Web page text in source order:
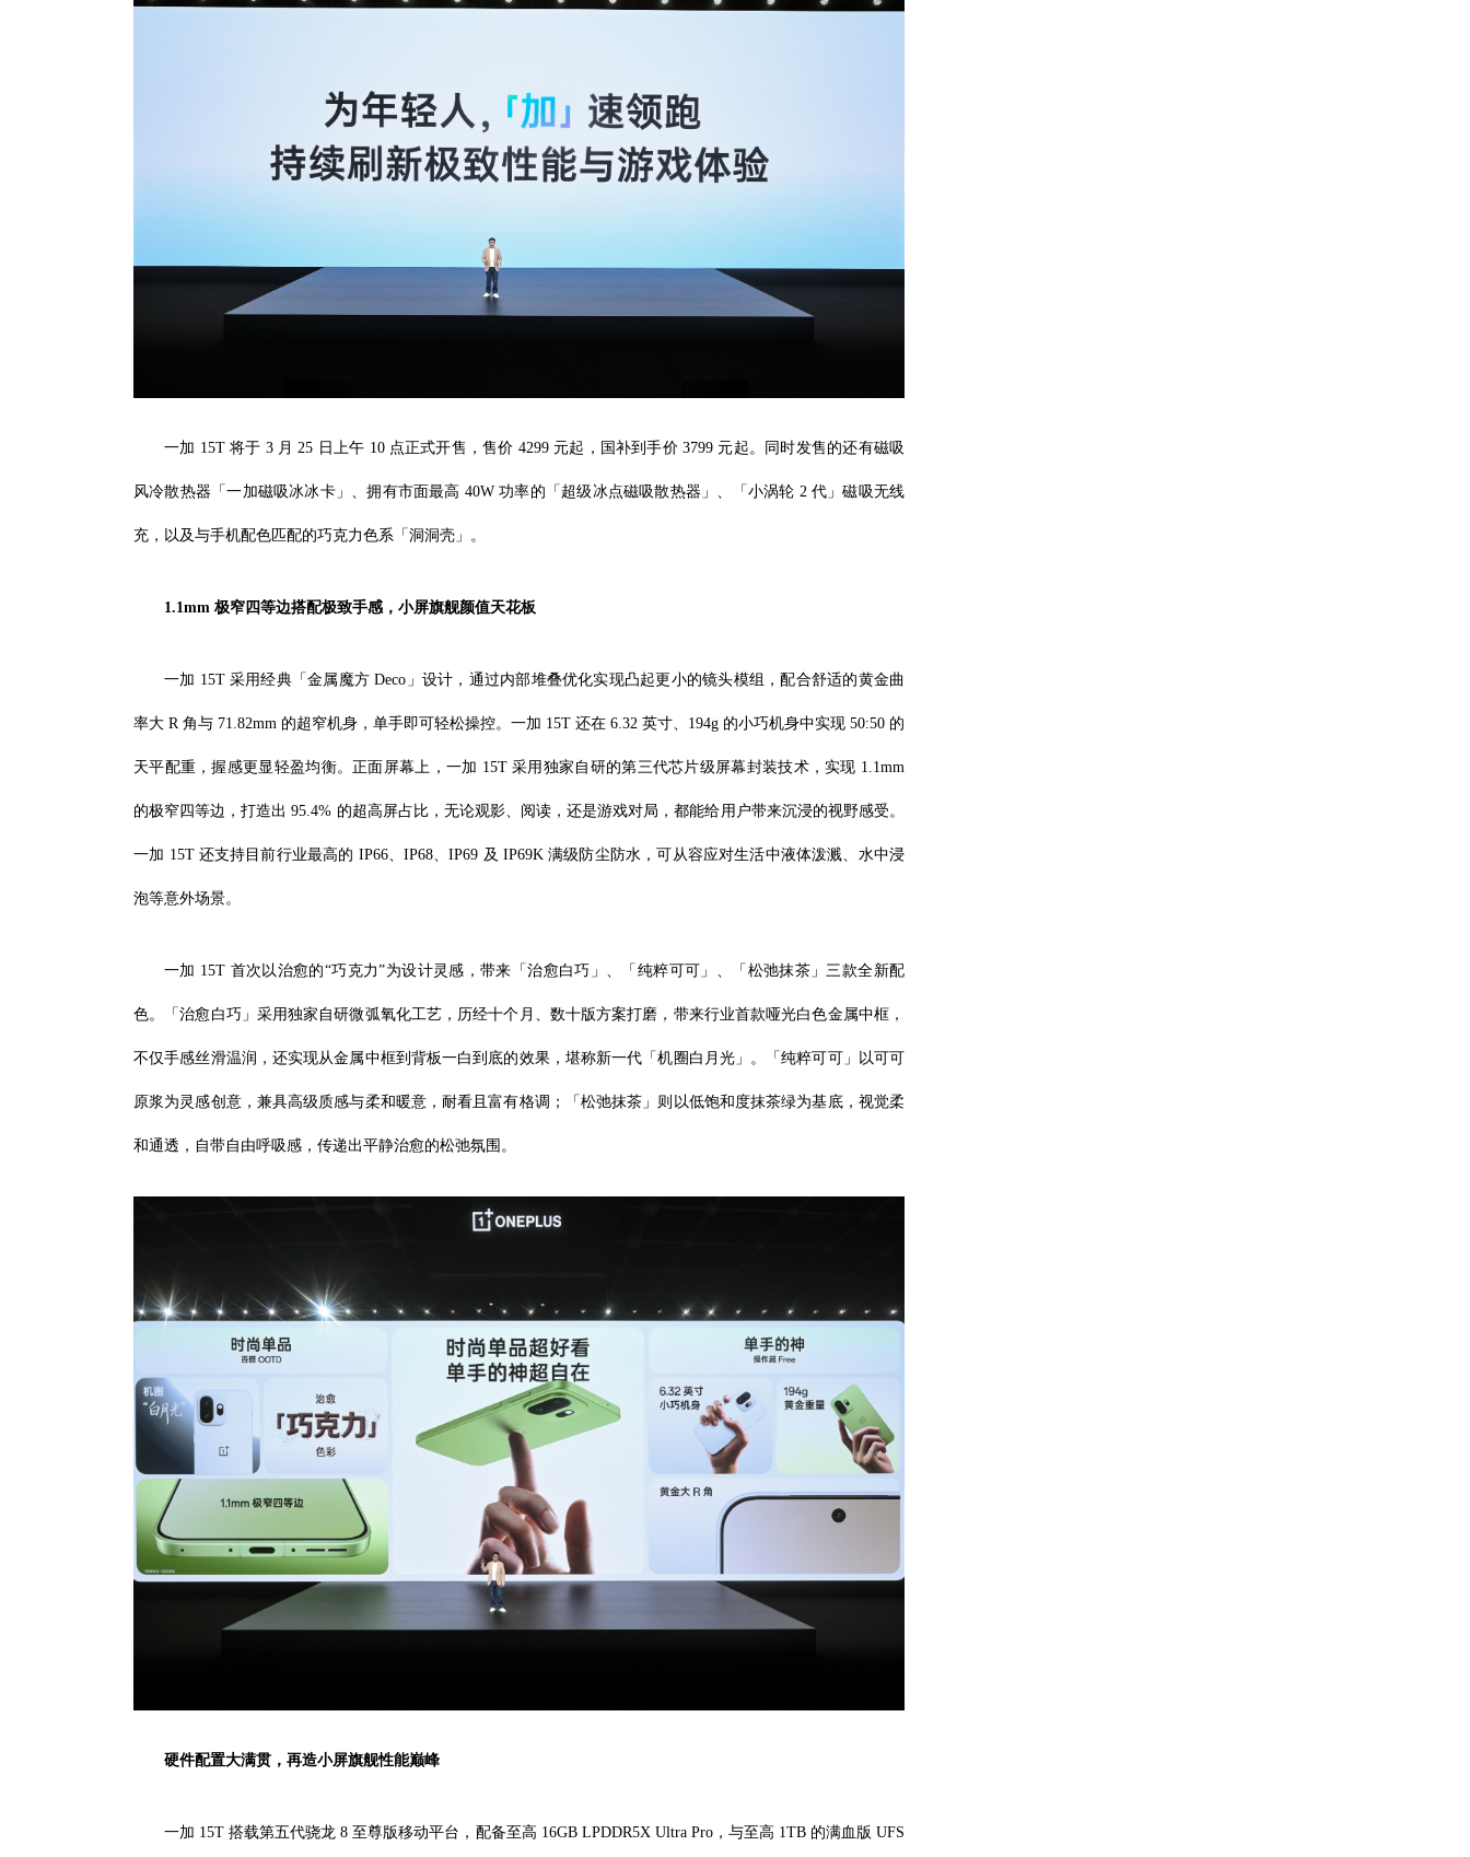
一加 15T 将于 3 月 25 日上午 10 点正式开售，售价 4299 元起，国补到手价 3799 元起。同时发售的还有磁吸
风冷散热器「一加磁吸冰冰卡」、拥有市面最高 40W 功率的「超级冰点磁吸散热器」、「小涡轮 2 代」磁吸无线
充，以及与手机配色匹配的巧克力色系「洞洞壳」。
1.1mm 极窄四等边搭配极致手感，小屏旗舰颜值天花板
一加 15T 采用经典「金属魔方 Deco」设计，通过内部堆叠优化实现凸起更小的镜头模组，配合舒适的黄金曲
率大 R 角与 71.82mm 的超窄机身，单手即可轻松操控。一加 15T 还在 6.32 英寸、194g 的小巧机身中实现 50:50 的
天平配重，握感更显轻盈均衡。正面屏幕上，一加 15T 采用独家自研的第三代芯片级屏幕封装技术，实现 1.1mm
的极窄四等边，打造出 95.4% 的超高屏占比，无论观影、阅读，还是游戏对局，都能给用户带来沉浸的视野感受。
一加 15T 还支持目前行业最高的 IP66、IP68、IP69 及 IP69K 满级防尘防水，可从容应对生活中液体泼溅、水中浸
泡等意外场景。
一加 15T 首次以治愈的“巧克力”为设计灵感，带来「治愈白巧」、「纯粹可可」、「松弛抹茶」三款全新配
色。「治愈白巧」采用独家自研微弧氧化工艺，历经十个月、数十版方案打磨，带来行业首款哑光白色金属中框，
不仅手感丝滑温润，还实现从金属中框到背板一白到底的效果，堪称新一代「机圈白月光」。「纯粹可可」以可可
原浆为灵感创意，兼具高级质感与柔和暖意，耐看且富有格调；「松弛抹茶」则以低饱和度抹茶绿为基底，视觉柔
和通透，自带自由呼吸感，传递出平静治愈的松弛氛围。
硬件配置大满贯，再造小屏旗舰性能巅峰
一加 15T 搭载第五代骁龙 8 至尊版移动平台，配备至高 16GB LPDDR5X Ultra Pro，与至高 1TB 的满血版 UFS